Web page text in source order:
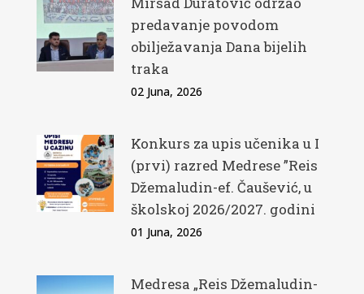
predavanje povodom
obilježavanja Dana bijelih
traka
02 Juna, 2026
Konkurs za upis učenika u I
(prvi) razred Medrese ”Reis
Džemaludin-ef. Čaušević, u
školskoj 2026/2027. godini
01 Juna, 2026
Medresa „Reis Džemaludin-